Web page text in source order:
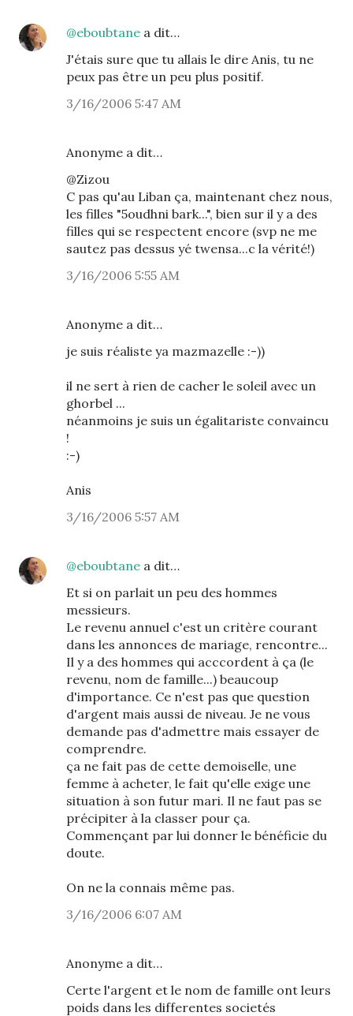
@eboubtane a dit…
J'étais sure que tu allais le dire Anis, tu ne
peux pas être un peu plus positif.
3/16/2006 5:47 AM
Anonyme a dit…
@Zizou
C pas qu'au Liban ça, maintenant chez nous,
les filles "5oudhni bark...", bien sur il y a des
filles qui se respectent encore (svp ne me
sautez pas dessus yé twensa...c la vérité!)
3/16/2006 5:55 AM
Anonyme a dit…
je suis réaliste ya mazmazelle :-))
il ne sert à rien de cacher le soleil avec un
ghorbel ...
néanmoins je suis un égalitariste convaincu
!
:-)
Anis
3/16/2006 5:57 AM
@eboubtane a dit…
Et si on parlait un peu des hommes
messieurs.
Le revenu annuel c'est un critère courant
dans les annonces de mariage, rencontre...
Il y a des hommes qui acccordent à ça (le
revenu, nom de famille...) beaucoup
d'importance. Ce n'est pas que question
d'argent mais aussi de niveau. Je ne vous
demande pas d'admettre mais essayer de
comprendre.
ça ne fait pas de cette demoiselle, une
femme à acheter, le fait qu'elle exige une
situation à son futur mari. Il ne faut pas se
précipiter à la classer pour ça.
Commençant par lui donner le bénéficie du
doute.
On ne la connais même pas.
3/16/2006 6:07 AM
Anonyme a dit…
Certe l'argent et le nom de famille ont leurs
poids dans les differentes societés